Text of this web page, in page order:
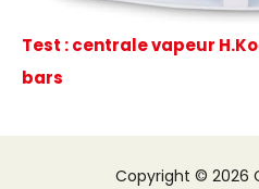
Test : centrale vapeur
bars
Copyright © 2026